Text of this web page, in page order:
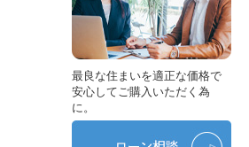
最良な住まいを適正な価格で
安心してご購入いただく為
に。